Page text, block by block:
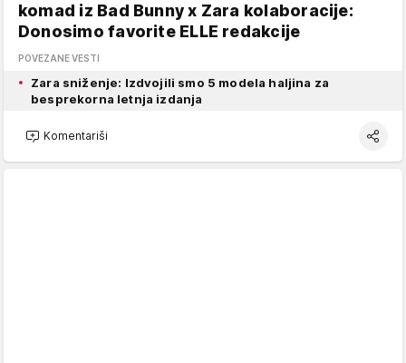
komad iz Bad Bunny x Zara kolaboracije:
Donosimo favorite ELLE redakcije
POVEZANE VESTI
Zara sniženje: Izdvojili smo 5 modela haljina za
besprekorna letnja izdanja
Komentariši